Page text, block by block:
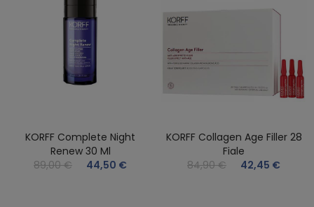
KORFF Complete Night
Renew 30 Ml
89,00 €
44,50 €
KORFF Collagen Age Filler 28
Fiale
84,90 €
42,45 €